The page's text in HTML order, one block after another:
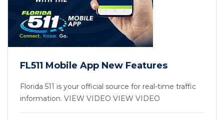
FL511 Mobile App New Features
Florida 511 is your official source for real-time traffic
information. VIEW VIDEO VIEW VIDEO